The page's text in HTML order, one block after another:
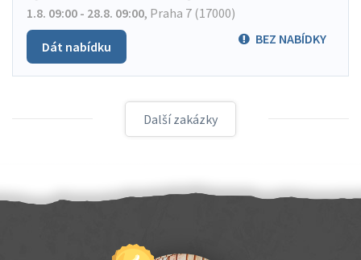
1.8. 09:00 - 28.8. 09:00, Praha 7 (17000)
BEZ NABÍDKY
Dát nabídku
Další zakázky